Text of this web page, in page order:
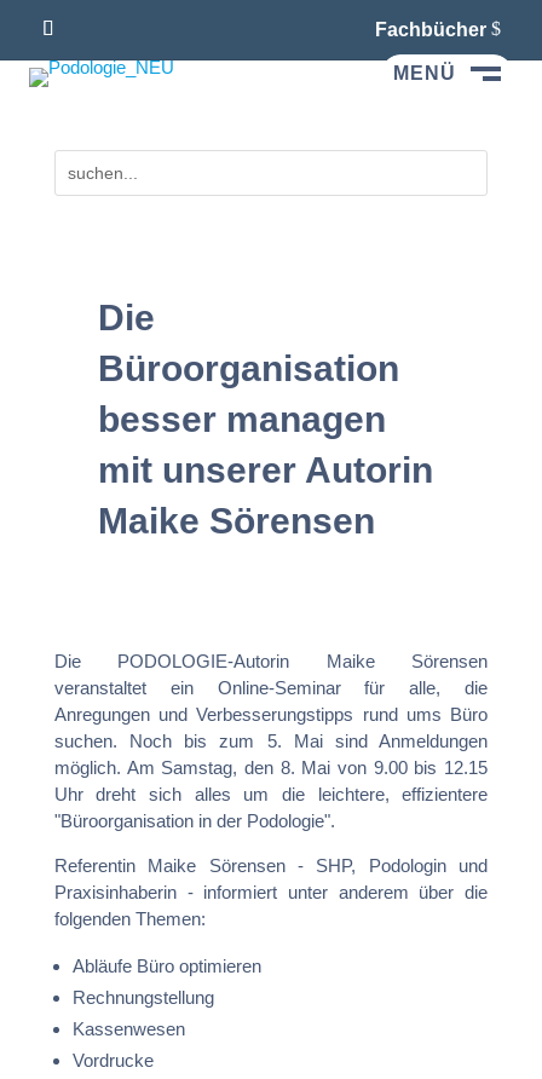
Fachbücher
MENÜ
Die
Büroorganisation
besser managen
mit unserer Autorin
Maike Sörensen
Die PODOLOGIE-Autorin Maike Sörensen
veranstaltet ein Online-Seminar für alle, die
Anregungen und Verbesserungstipps rund ums Büro
suchen. Noch bis zum 5. Mai sind Anmeldungen
möglich. Am Samstag, den 8. Mai von 9.00 bis 12.15
Uhr dreht sich alles um die leichtere, effizientere
"Büroorganisation in der Podologie".
Referentin Maike Sörensen - SHP, Podologin und
Praxisinhaberin - informiert unter anderem über die
folgenden Themen:
Abläufe Büro optimieren
Rechnungstellung
Kassenwesen
Vordrucke